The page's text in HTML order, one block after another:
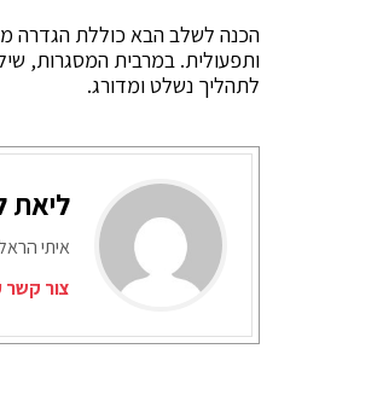
הכנה לשלב הבא כוללת הגדרה
ותפעולית. במרבית המסגרות,
לתהליך נשלט ומדורג.
ליאת
איתי
צור קשר